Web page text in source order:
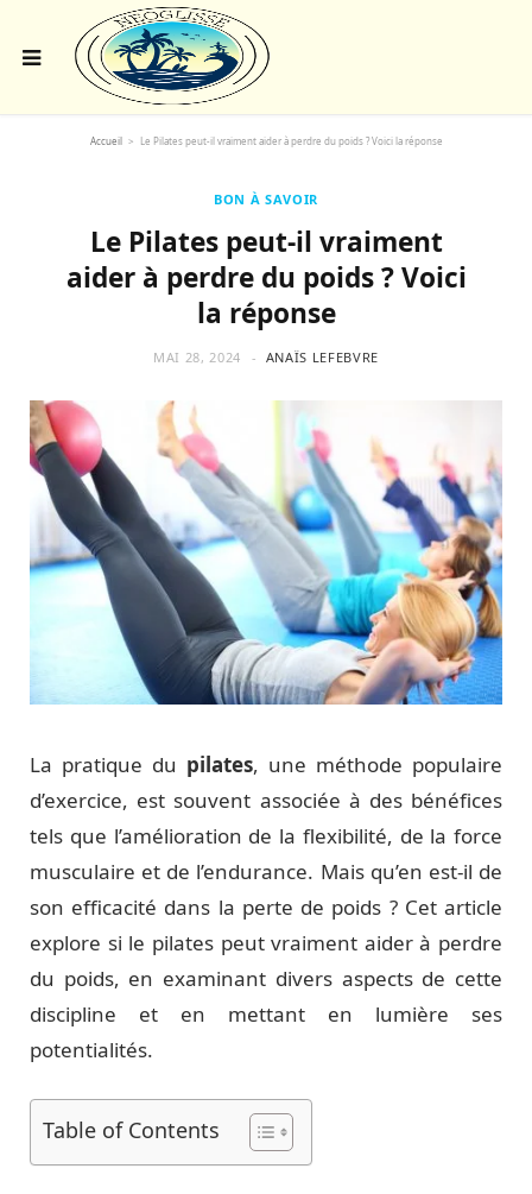
Accueil > Le Pilates peut-il vraiment aider à perdre du poids ? Voici la réponse
BON À SAVOIR
Le Pilates peut-il vraiment
aider à perdre du poids ? Voici
la réponse
MAI 28, 2024 ANAÏS LEFEBVRE
La pratique du pilates, une méthode populaire
d’exercice, est souvent associée à des bénéfices
tels que l’amélioration de la flexibilité, de la force
musculaire et de l’endurance. Mais qu’en est-il de
son efficacité dans la perte de poids ? Cet article
explore si le pilates peut vraiment aider à perdre
du poids, en examinant divers aspects de cette
discipline et en mettant en lumière ses
potentialités.
Table of Contents